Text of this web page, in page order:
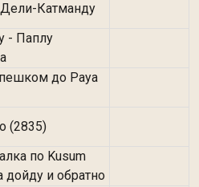
Катманду
- Паплу
до Paya
(2835)
по Kusum
дойду и обратно